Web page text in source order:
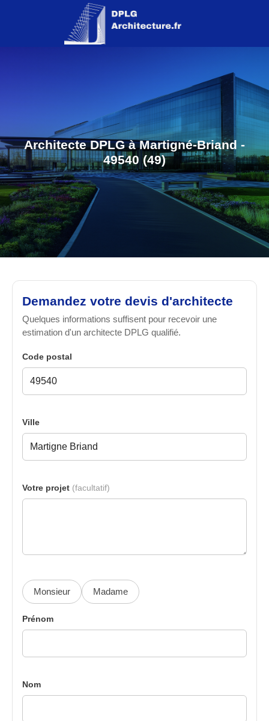
Architecte DPLG à Martigné-Briand -
49540 (49)
Demandez votre devis d'architecte
Quelques informations suffisent pour recevoir une
estimation d'un architecte DPLG qualifié.
Code postal
Ville
Votre projet (facultatif)
Monsieur Madame
Prénom
Nom